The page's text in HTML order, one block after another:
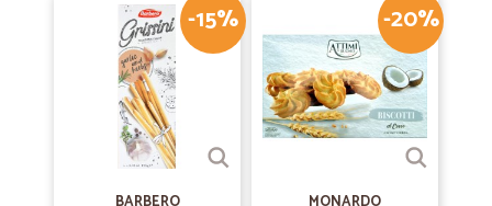
-15% -20%